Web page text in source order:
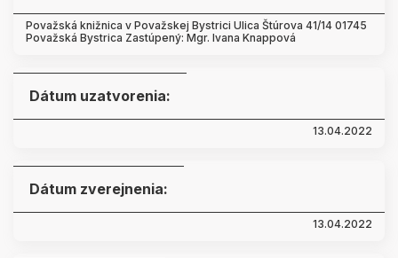
Považská knižnica v Považskej Bystrici Ulica Štúrova 41/14 01745
Považská Bystrica Zastúpený: Mgr. Ivana Knappová
Dátum uzatvorenia:
13.04.2022
Dátum zverejnenia:
13.04.2022